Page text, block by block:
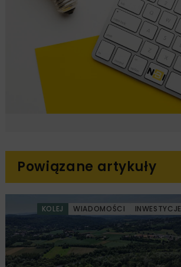
Powiązane artykuły
KOLEJ WIADOMOŚCI INWESTYCJE